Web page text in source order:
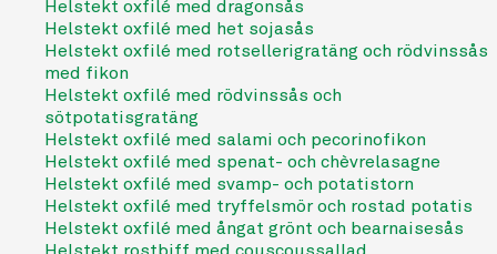
Helstekt oxfilé med dragonsås
Helstekt oxfilé med het sojasås
Helstekt oxfilé med rotsellerigratäng och rödvinssås
med fikon
Helstekt oxfilé med rödvinssås och
sötpotatisgratäng
Helstekt oxfilé med salami och pecorinofikon
Helstekt oxfilé med spenat- och chèvrelasagne
Helstekt oxfilé med svamp- och potatistorn
Helstekt oxfilé med tryffelsmör och rostad potatis
Helstekt oxfilé med ångat grönt och bearnaisesås